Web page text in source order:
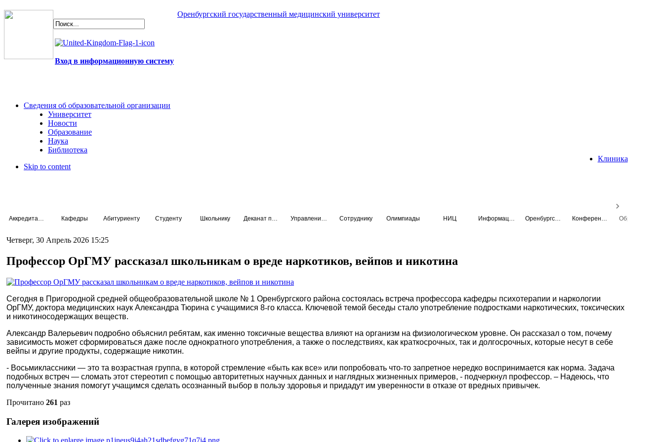
Оренбургский государственный медицинский университет
Вход в информационную систему
Сведения об образовательной организации
Университет
Новости
Образование
Наука
Библиотека
Клиника
Skip to content
Кафедры Абитуриенту Студенту Школьнику Сотруднику Олимпиады НИЦ
Четверг, 30 Апрель 2026 15:25
Профессор ОрГМУ рассказал школьникам о вреде наркотиков, вейпов и никотина
Сегодня в Пригородной средней общеобразовательной школе № 1 Оренбургского района состоялась встреча профессора кафедры психотерапии и наркологии
ОрГМУ, доктора медицинских наук Александра Тюрина с учащимися 8‑го класса. Ключевой темой беседы стало употребление подростками наркотических, токсических
и никотиносодержащих веществ.
Александр Валерьевич подробно объяснил ребятам, как именно токсичные вещества влияют на организм на физиологическом уровне. Он рассказал о том, почему
зависимость может сформироваться даже после однократного употребления, а также о последствиях, как краткосрочных, так и долгосрочных, которые несут в себе
вейпы и другие продукты, содержащие никотин.
- Восьмиклассники — это та возрастная группа, в которой стремление «быть как все» или попробовать что‑то запретное нередко воспринимается как норма. Задача
подобных встреч — сломать этот стереотип с помощью авторитетных научных данных и наглядных жизненных примеров, - подчеркнул профессор. – Надеюсь, что
полученные знания помогут учащимся сделать осознанный выбор в пользу здоровья и придадут им уверенности в отказе от вредных привычек.
Прочитано 261 раз
Галерея изображений